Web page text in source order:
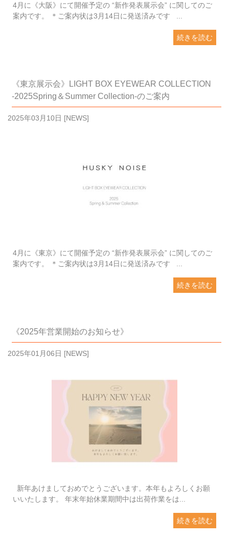
4月に《大阪》にて開催予定の “新作発表展示会” に関してのご
案内です。 ＊ご案内状は3月14日に発送済みです ...
続きを読む
《東京展示会》LIGHT BOX EYEWEAR COLLECTION
-2025Spring＆Summer Collection-のご案内
2025年03月10日 [NEWS]
4月に《東京》にて開催予定の “新作発表展示会” に関してのご
案内です。 ＊ご案内状は3月14日に発送済みです ...
続きを読む
《2025年営業開始のお知らせ》
2025年01月06日 [NEWS]
新年あけましておめでとうございます。本年もよろしくお願
いいたします。 年末年始休業期間中は出荷作業をは...
続きを読む